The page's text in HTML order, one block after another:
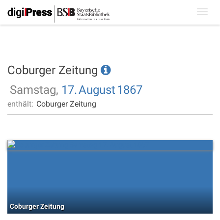
Coburger Zeitung
Samstag, 17.August 1867
enthält: Coburger Zeitung
Coburger Zeitung